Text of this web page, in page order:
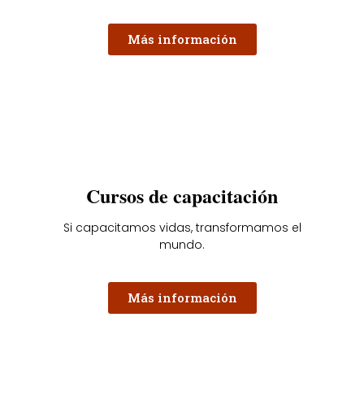
Más información
Cursos de capacitación
Si capacitamos vidas, transformamos el
mundo.
Más información